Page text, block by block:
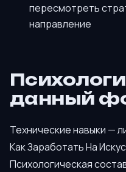
пересмотреть
направление
данный
Технические навыки —
Как Заработать На
Психологическая